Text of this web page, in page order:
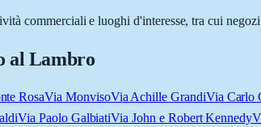
commerciali e luoghi d'interesse, tra cui
al Lambro
RosaVia MonvisoVia Achille GrandiVia Carlo
Via Paolo GalbiatiVia John e Robert Kennedy